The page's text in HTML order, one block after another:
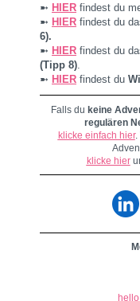
➼ HIER findest du m
➼ HIER findest du
6).
➼ HIER findest du
(Tipp 8)
➼ HIER findest du
Falls du keine
regulären
klicke einfach hier.
klicke hier